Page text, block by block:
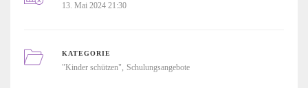
13. Mai 2024 21:30
KATEGORIE
"Kinder schützen" Schulungsangebote